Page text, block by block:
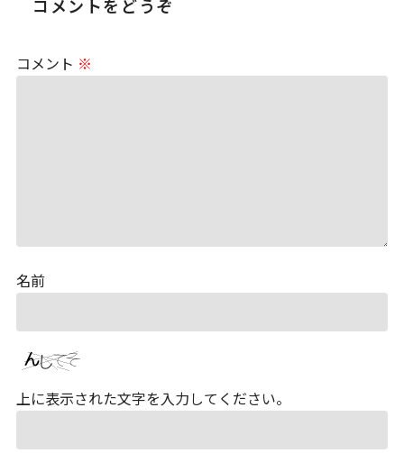
コメントをどうぞ
コメント ※
名前
上に表示された文字を入力してください。